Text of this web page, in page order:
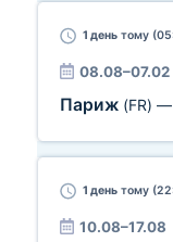
1 день тому
08.08–07.02
Париж (FR) —
1 день тому
10.08–17.08